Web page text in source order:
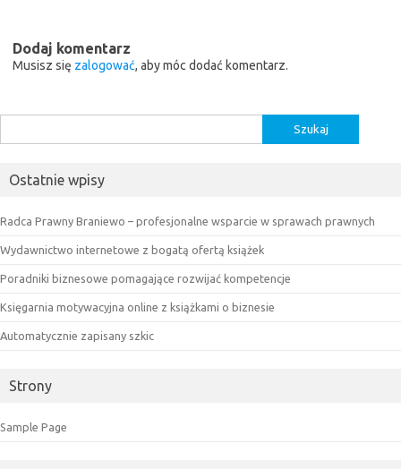
Dodaj komentarz
Musisz się zalogować, aby móc dodać komentarz.
Ostatnie wpisy
Radca Prawny Braniewo – profesjonalne wsparcie w sprawach prawnych
Wydawnictwo internetowe z bogatą ofertą książek
Poradniki biznesowe pomagające rozwijać kompetencje
Księgarnia motywacyjna online z książkami o biznesie
Automatycznie zapisany szkic
Strony
Sample Page